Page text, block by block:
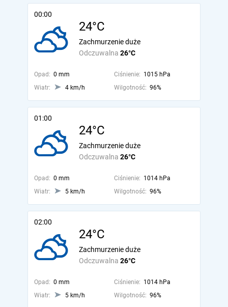
00:00
24°C
Odczuwalna 26°C
Zachmurzenie duże
Opad: 0 mm Ciśnienie: 1015 hPa
Wiatr:
4 km/h Wilgotność: 96%
01:00
24°C
Odczuwalna 26°C
Zachmurzenie duże
Opad: 0 mm Ciśnienie: 1014 hPa
Wiatr:
5 km/h Wilgotność: 96%
02:00
24°C
Odczuwalna 26°C
Zachmurzenie duże
Opad: 0 mm Ciśnienie: 1014 hPa
Wiatr:
5 km/h Wilgotność: 96%